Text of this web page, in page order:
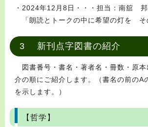
・2024年12月8日・・・担当：南舘
「朗読とトークの中に希望の灯を そ
3 新刊点字図書の紹介
図書番号・書名・著者名・冊数・原本
介の順にご紹介します。（書名の前のA
を示します。）
【哲学】